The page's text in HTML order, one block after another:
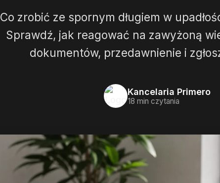
Co zrobić ze spornym długiem w
Sprawdź, jak reagować na zawyżoną
dokumentów, przedawnienie i
Kancelaria Primero
18 min czytania